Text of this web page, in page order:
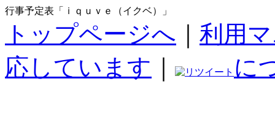
行事予定表「ｉｑｕｖｅ（イクベ）」
トップページへ
利用
応しています
に